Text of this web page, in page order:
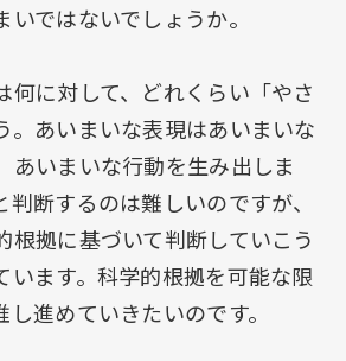
ではないでしょうか。
何に対して、どれくらい「やさ
。あいまいな表現はあいまいな
あいまいな行動を生み出しま
断するのは難しいのですが、
根拠に基づいて判断していこう
います。科学的根拠を可能な限
進めていきたいのです。